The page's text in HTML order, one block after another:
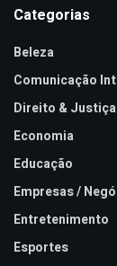
Categorias
Beleza
Comunicação
Direito & Justiça
Economia
Educação
Empresas /
Entretenimento
Esportes